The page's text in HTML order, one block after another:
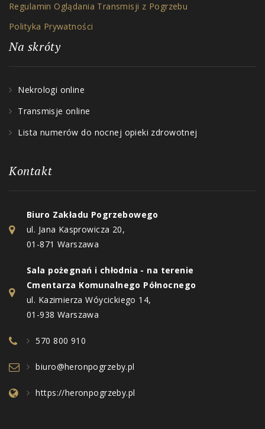
Regulamin Oglądania Transmisji z Pogrzebu
Polityka Prywatności
Na skróty
Nekrologi online
Transmisje online
Lista numerów do nocnej opieki zdrowotnej
Kontakt
Biuro Zakładu Pogrzebowego
ul. Jana Kasprowicza 20,
01-871 Warszawa
Sala pożegnań i chłodnia - na terenie
Cmentarza Komunalnego Północnego
ul. Kazimierza Wóycickiego 14,
01-938 Warszawa
570 800 910
biuro@heronpogrzeby.pl
https://heronpogrzeby.pl